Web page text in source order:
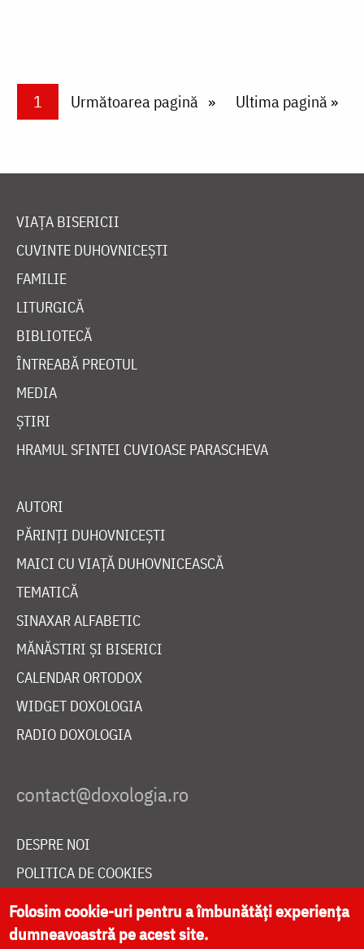
PaginareCurrent page
1 Next page
Următoarea pagină Last page
Ultima pagină »
VIAȚA BISERICII
CUVINTE DUHOVNICEȘTI
FAMILIE
LITURGICĂ
BIBLIOTECĂ
ÎNTREABĂ PREOTUL
MEDIA
ȘTIRI
HRAMUL SFINTEI CUVIOASE PARASCHEVA
AUTORI
PĂRINȚI DUHOVNICEȘTI
MAICI CU VIAȚĂ DUHOVNICEASCĂ
TEMATICĂ
SINAXAR ALFABETIC
MĂNĂSTIRI ȘI BISERICI
CALENDAR ORTODOX
WIDGET DOXOLOGIA
RADIO DOXOLOGIA
DESPRE NOI
POLITICA DE COOKIES
DONEAZĂ ONLINE PENTRU CATEDRALA NAȚIONALĂ
Folosim cookie-uri pentru a îmbunătăți experiența
dumneavoastră pe acest site.